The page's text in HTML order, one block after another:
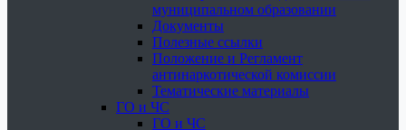
муниципальном образовании
Документы
Полезные ссылки
Положение и Регламент
антинаркотической комиссии
Тематические материалы
ГО и ЧС
ГО и ЧС